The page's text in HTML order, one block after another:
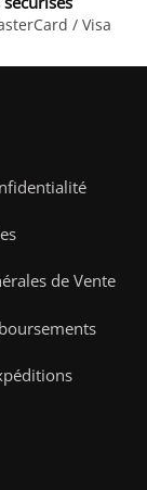
être
sur
produit
/ Visa
de Vente